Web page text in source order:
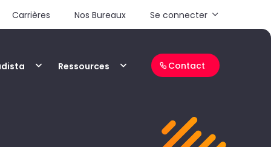
Carrières Nos Bureaux Se connecter
Ressources Contact